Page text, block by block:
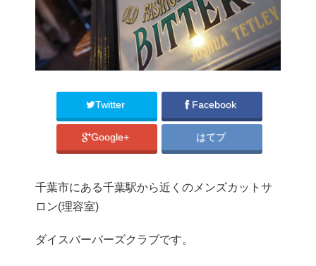
Twitter Facebook
Google+ はてブ
千葉市にある千葉駅から近くのメンズカットサ
ロン(理容室)
ダイスバーバーズクラブです。